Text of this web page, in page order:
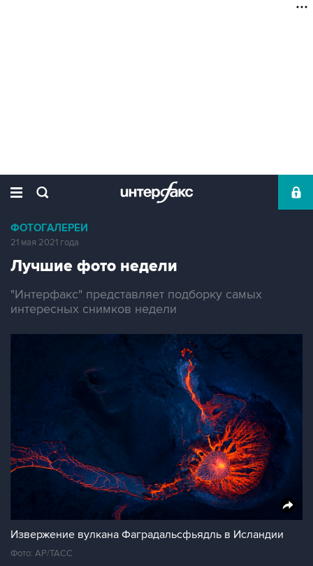
ФОТОГАЛЕРЕИ
21 мая 2021 года
Лучшие фото недели
"Интерфакс" представляет подборку самых
интересных снимков недели
Извержение вулкана Фаградальсфьядль в Исландии
Фото: АР/ТАСС